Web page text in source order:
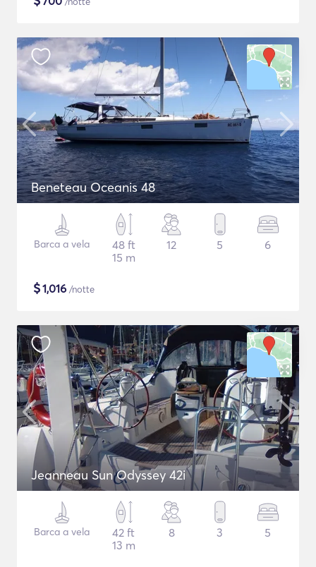
Beneteau Oceanis 48
Barca a vela
48 ft
15 m
12 5 6
$1,016 /notte
Jeanneau Sun Odyssey 42i
Barca a vela
42 ft
13 m
8 3 5